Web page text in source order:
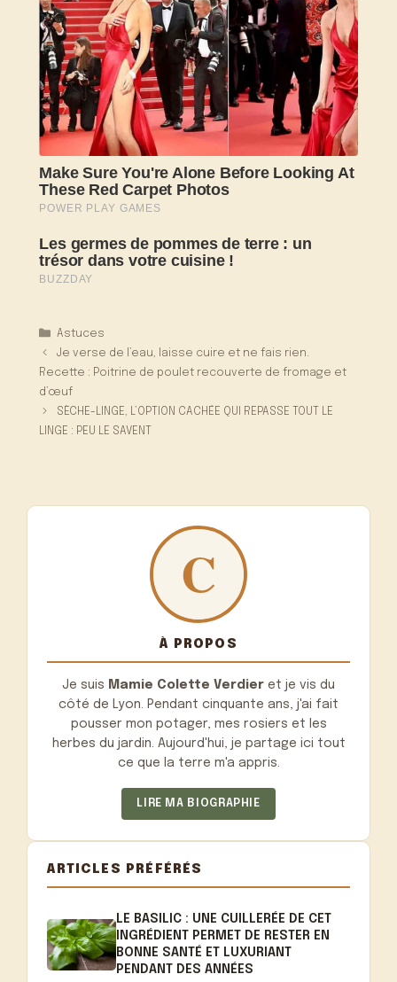
Catégories
Astuces
Je verse de l’eau, laisse cuire et ne fais rien.
Recette : Poitrine de poulet recouverte de fromage et
d’œuf
SÈCHE-LINGE, L’OPTION CACHÉE QUI REPASSE TOUT LE
LINGE : PEU LE SAVENT
À PROPOS
Je suis Mamie Colette Verdier et je vis du
côté de Lyon. Pendant cinquante ans, j'ai fait
pousser mon potager, mes rosiers et les
herbes du jardin. Aujourd'hui, je partage ici tout
ce que la terre m'a appris.
LIRE MA BIOGRAPHIE
ARTICLES PRÉFÉRÉS
LE BASILIC : UNE CUILLERÉE DE CET
INGRÉDIENT PERMET DE RESTER EN
BONNE SANTÉ ET LUXURIANT
PENDANT DES ANNÉES